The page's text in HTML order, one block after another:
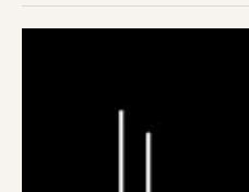
ЛОКАЦІЇ
ПУБЛІКАЦІЇ